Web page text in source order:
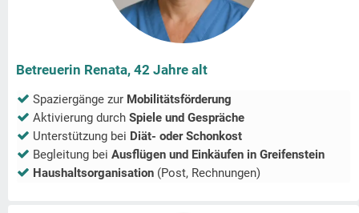
Betreuerin Renata, 42 Jahre alt
Spaziergänge zur Mobilitätsförderung
Aktivierung durch Spiele und Gespräche
Unterstützung bei Diät- oder Schonkost
Begleitung bei Ausflügen und Einkäufen in Greifenstein
Haushaltsorganisation (Post, Rechnungen)